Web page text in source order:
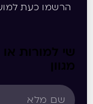
הרשמו כעת
שי למורות
מגוון